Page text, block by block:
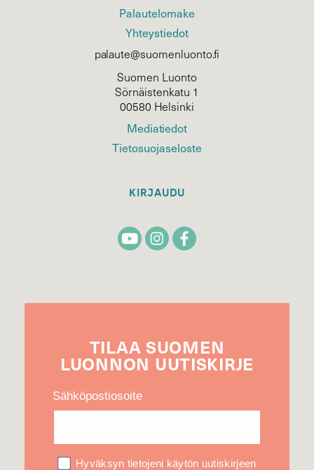
Palautelomake
Yhteystiedot
palaute@suomenluonto.fi
Suomen Luonto
Sörnäistenkatu 1
00580 Helsinki
Mediatiedot
Tietosuojaseloste
KIRJAUDU
TILAA SUOMEN
LUONNON UUTIS­KIRJE
Sähköpostiosoite
Hyväksyn tietojeni käytön uutiskirjeen